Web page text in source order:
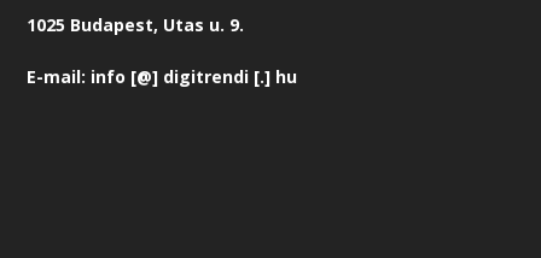
1025 Budapest, Utas u. 9.
E-mail: info [@] digitrendi [.] hu